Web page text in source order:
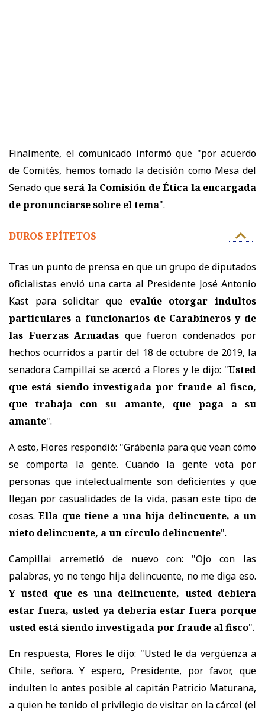
Finalmente, el comunicado informó que "por acuerdo
de Comités, hemos tomado la decisión como Mesa del
Senado queserá la Comisión de Ética la encargada
de pronunciarse sobre el tema".
DUROS EPÍTETOS
Tras un punto de prensa en que un grupo de diputados
oficialistas envió una carta al Presidente José Antonio
Kast para solicitar que evalúe otorgar indultos
particulares a funcionarios de Carabineros y de
las Fuerzas Armadas que fueron condenados por
hechos ocurridos a partir del 18 de octubre de 2019, la
senadora Campillai se acercó a Flores y le dijo: "Usted
que está siendo investigada por fraude al fisco,
que trabaja con su amante, que paga a su
amante".
A esto, Flores respondió: "Grábenla para que vean cómo
se comporta la gente. Cuando la gente vota por
personas que intelectualmente son deficientes y que
llegan por casualidades de la vida, pasan este tipo de
cosas.Ella que tiene a una hija delincuente, a un
nieto delincuente, a un círculo delincuente".
Campillai arremetió de nuevo con: "Ojo con las
palabras, yo no tengo hija delincuente, no me diga eso.
Y usted que es una delincuente, usted debiera
estar fuera, usted ya debería estar fuera porque
usted está siendo investigada por fraude al fisco".
En respuesta, Flores le dijo: "Usted le da vergüenza a
Chile, señora. Y espero, Presidente, por favor, que
indulten lo antes posible al capitán Patricio Maturana,
a quien he tenido el privilegio de visitar en la cárcel (el